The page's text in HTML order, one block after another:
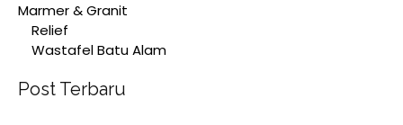
Marmer & Granit
Relief
Wastafel Batu Alam
Post Terbaru